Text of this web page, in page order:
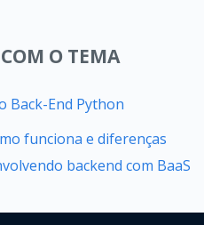
O TEMA
Back-End Python
funciona e diferenças
backend com BaaS